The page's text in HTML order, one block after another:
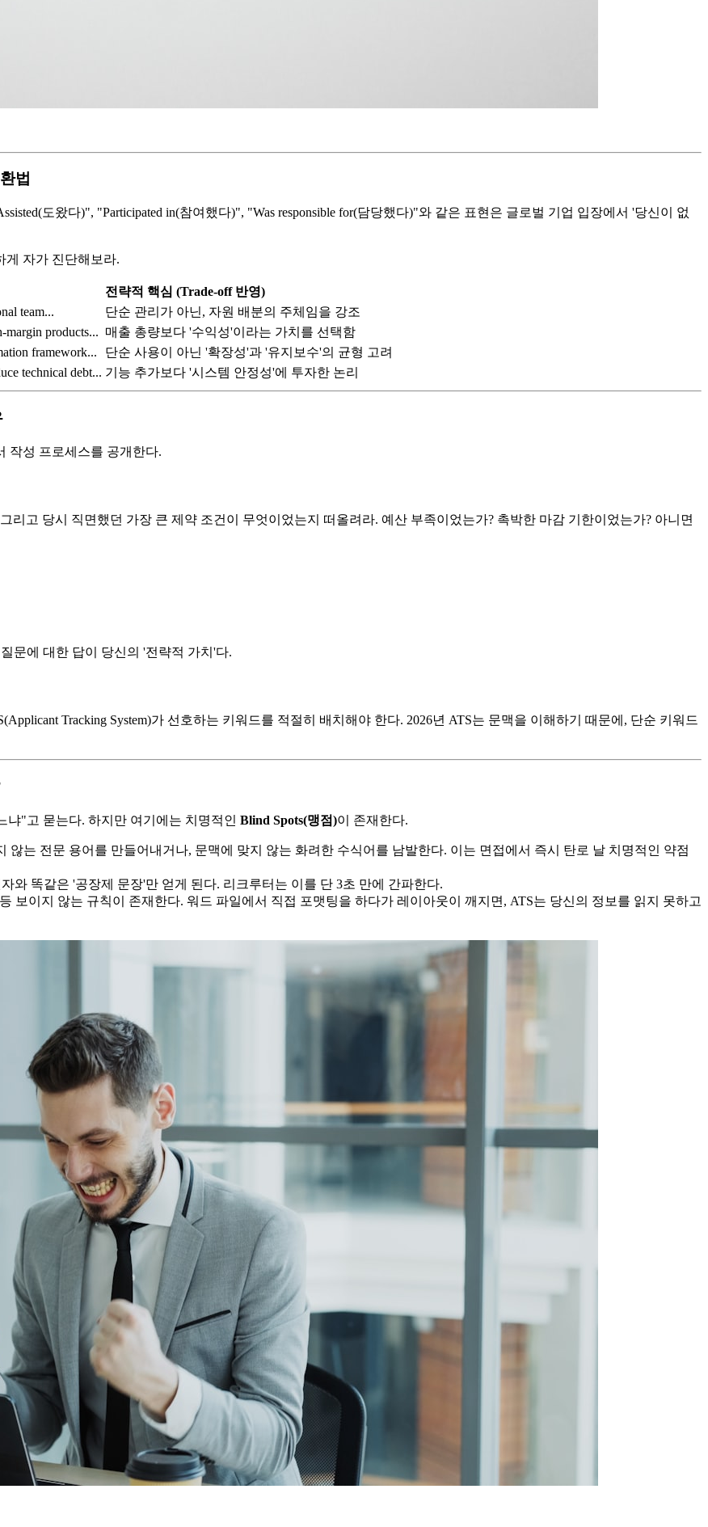
법
도왔다)", "Participated in(참여했다)", "Was responsible for(담당했다)"와 같은 표현은 글로벌 기업 입장에서 '당신이 없
게 자가 진단해보라.
전략적 핵심 (Trade-off 반영)
team...
단순 관리가 아닌, 자원 배분의 주체임을 강조
margin products... 매출 총량보다 '수익성'이라는 가치를 선택함
framework...
단순 사용이 아닌 '확장성'과 '유지보수'의 균형 고려
technical debt... 기능 추가보다 '시스템 안정성'에 투자한 논리
작성 프로세스를 공개한다.
리고 당시 직면했던 가장 큰 제약 조건이 무엇이었는지 떠올려라. 예산 부족이었는가? 촉박한 마감 기한이었는가? 아니면
문에 대한 답이 당신의 '전략적 가치'다.
Tracking System)가 선호하는 키워드를 적절히 배치해야 한다. 2026년 ATS는 문맥을 이해하기 때문에, 단순 키워드
냐"고 묻는다. 하지만 여기에는 치명적인 Blind Spots(맹점)​이 존재한다.
않는 전문 용어를 만들어내거나, 문맥에 맞지 않는 화려한 수식어를 남발한다. 이는 면접에서 즉시 탄로 날 치명적인 약점
와 똑같은 '공장제 문장'만 얻게 된다. 리크루터는 이를 단 3초 만에 간파한다.
보이지 않는 규칙이 존재한다. 워드 파일에서 직접 포맷팅을 하다가 레이아웃이 깨지면, ATS는 당신의 정보를 읽지 못하고